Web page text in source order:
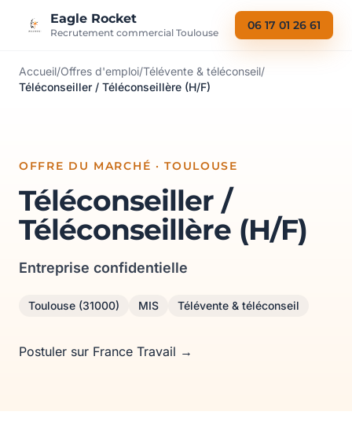
Eagle Rocket
Recrutement commercial Toulouse
06 17 01 26 61
Accueil/Offres d'emploi/Télévente & téléconseil/
Téléconseiller / Téléconseillère (H/F)
OFFRE DU MARCHÉ · TOULOUSE
Téléconseiller /
Téléconseillère (H/F)
Entreprise confidentielle
Toulouse (31000) MIS Télévente & téléconseil
Postuler sur France Travail →